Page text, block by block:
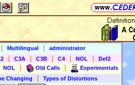
Multilingual
administrator
C3A C3B C4 NOL
Def2
NOL Old Calls
Experimentals
Changing
Types of Distortions